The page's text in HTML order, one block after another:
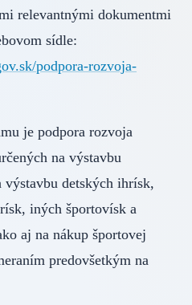
relevantnými dokumentmi
sídle:
podpora-rozvoja-
je podpora rozvoja
na výstavbu
detských ihrísk,
iných športovísk a
aj na nákup športovej
predovšetkým na